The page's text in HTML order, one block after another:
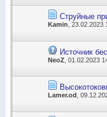
Струйные
Kamin , 23.02.2023
Источник
NeoZ , 01.02.2023
Lamer.od ,